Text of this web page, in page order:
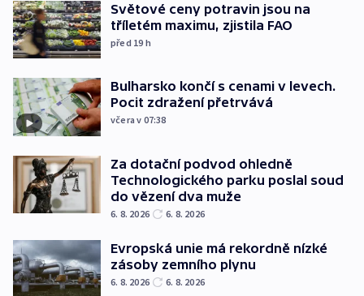
Světové ceny potravin jsou na
tříletém maximu, zjistila FAO
před 19 h
Bulharsko končí s cenami v levech.
Pocit zdražení přetrvává
včera v 07:38
Za dotační podvod ohledně
Technologického parku poslal soud
do vězení dva muže
6. 8. 2026 6. 8. 2026
Evropská unie má rekordně nízké
zásoby zemního plynu
6. 8. 2026 6. 8. 2026